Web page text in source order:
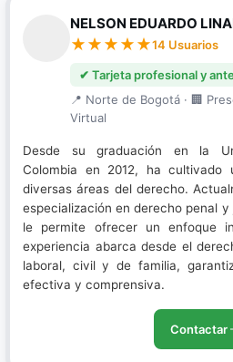
NELSON EDUARDO
14 Usuarios
✔ Tarjeta profesional y
📍 Norte de Bogotá · 🏢
Virtual
Desde su graduación en la
Colombia en 2012, ha cultivado
diversas áreas del derecho.
especialización en derecho penal
le permite ofrecer un enfoque
experiencia abarca desde el
laboral, civil y de familia,
efectiva y comprensiva.
Contactar